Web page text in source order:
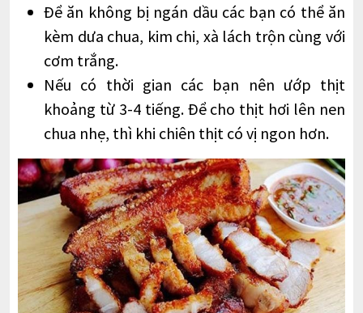
Để ăn không bị ngán dầu các bạn có thể ăn
kèm dưa chua, kim chi, xà lách trộn cùng với
cơm trắng.
Nếu có thời gian các bạn nên ướp thịt
khoảng từ 3-4 tiếng. Để cho thịt hơi lên nen
chua nhẹ, thì khi chiên thịt có vị ngon hơn.